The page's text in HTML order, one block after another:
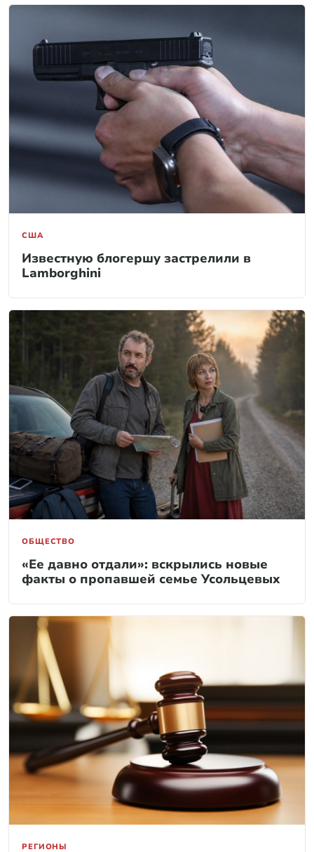
США
Известную блогершу застрелили в
Lamborghini
ОБЩЕСТВО
«Ее давно отдали»: вскрылись новые
факты о пропавшей семье Усольцевых
РЕГИОНЫ